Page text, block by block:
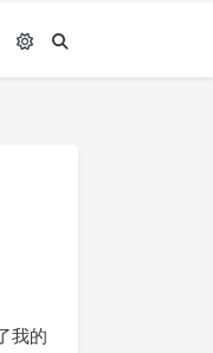
我的